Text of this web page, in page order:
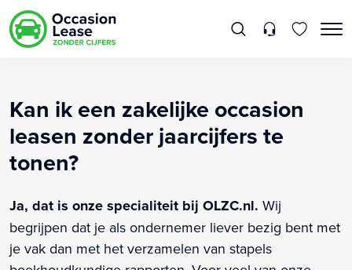
Kan ik een zakelijke occasion
leasen zonder jaarcijfers te
tonen?
Ja, dat is onze specialiteit bij OLZC.nl. Wij
begrijpen dat je als ondernemer liever bezig bent met
je vak dan met het verzamelen van stapels